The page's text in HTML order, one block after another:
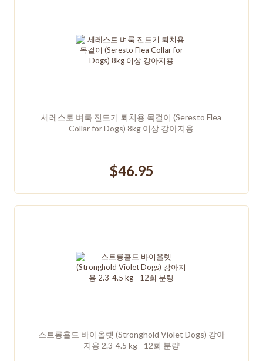
세레스토 벼룩 진드기 퇴치용 목걸이 (Seresto Flea
Collar for Dogs) 8kg 이상 강아지용
$46.95
스트롱홀드 바이올렛 (Stronghold Violet Dogs) 강아
지용 2.3-4.5 kg - 12회 분량